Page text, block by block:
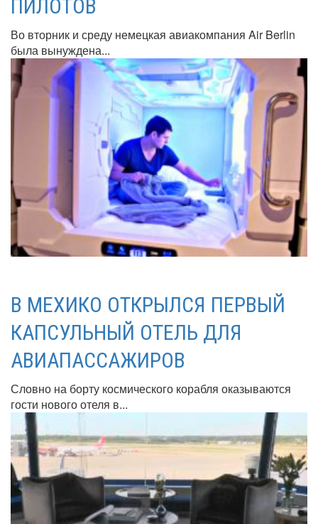
ПИЛОТОВ
Во вторник и среду немецкая авиакомпания Air Berlin
была вынуждена...
В МЕХИКО ОТКРЫЛСЯ ПЕРВЫЙ
КАПСУЛЬНЫЙ ОТЕЛЬ ДЛЯ
АВИАПАССАЖИРОВ
Словно на борту космического корабля оказываются
гости нового отеля в...